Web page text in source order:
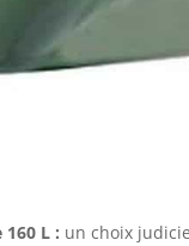
160 L : un choix